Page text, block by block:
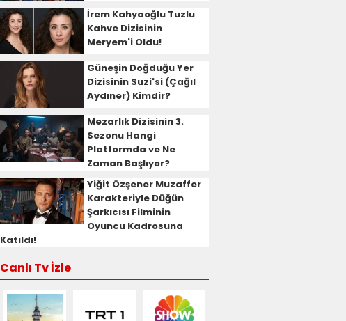
İrem Kahyaoğlu Tuzlu
Kahve Dizisinin
Meryem'i Oldu!
Güneşin Doğduğu Yer
Dizisinin Suzi'si (Çağıl
Aydıner) Kimdir?
Mezarlık Dizisinin 3.
Sezonu Hangi
Platformda ve Ne
Zaman Başlıyor?
Yiğit Özşener Muzaffer
Karakteriyle Düğün
Şarkıcısı Filminin
Oyuncu Kadrosuna
Katıldı!
Canlı Tv İzle